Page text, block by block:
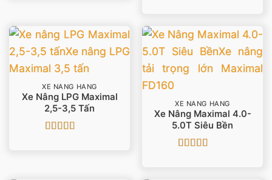
XE NÂNG HÀNG
Xe Nâng LPG Maximal
2,5-3,5 Tấn
XE NÂNG HÀNG
Xe Nâng Maximal 4.0-
5.0T Siêu Bền